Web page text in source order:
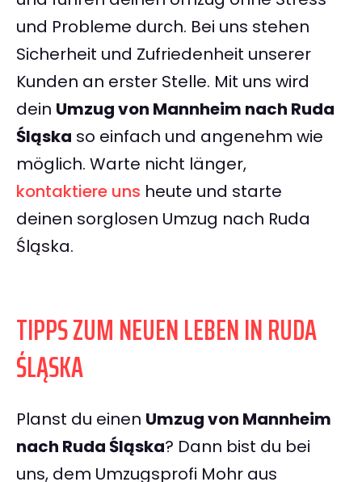
und Probleme durch. Bei uns stehen
Sicherheit und Zufriedenheit unserer
Kunden an erster Stelle. Mit uns wird
dein Umzug von Mannheim nach Ruda
Śląska so einfach und angenehm wie
möglich. Warte nicht länger,
kontaktiere uns heute und starte
deinen sorglosen Umzug nach Ruda
Śląska.
TIPPS ZUM NEUEN LEBEN IN RUDA
ŚLĄSKA
Planst du einen Umzug von Mannheim
nach Ruda Śląska? Dann bist du bei
uns, dem Umzugsprofi Mohr aus